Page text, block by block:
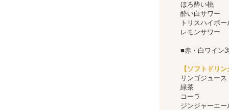
ほろ酔い桃
酔い白サワー
トリスハイボー
レモンサワー
■赤・白ワイン
【ソフトドリ
リンゴジュース
緑茶
コーラ
ジンジャーエー